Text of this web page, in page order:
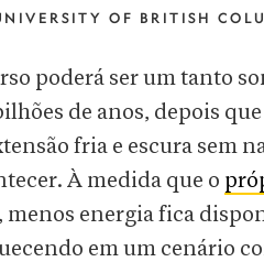
OF BRITISH
poderá ser um tanto
de anos, depois que
fria e escura sem
À medida que o
menos energia fica
em um cenário